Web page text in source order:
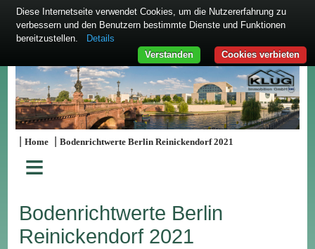
|Home |Bodenrichtwerte Berlin Reinickendorf 2021
≡
Bodenrichtwerte Berlin
Reinickendorf 2021
Diese Internetseite verwendet Cookies, um die Nutzererfahrung zu
verbessern und den Benutzern bestimmte Dienste und Funktionen
bereitzustellen.
Details
Cookies verbieten
Verstanden